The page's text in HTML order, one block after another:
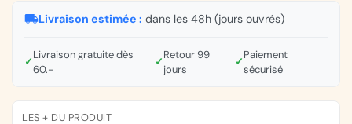
Livraison estimée : dans les 48h (jours ouvrés)
✓
Livraison gratuite dès
60.-
✓
Retour 99
jours
✓
Paiement
sécurisé
LES + DU PRODUIT